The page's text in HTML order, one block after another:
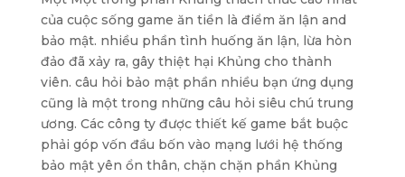
của cuộc sống game ăn tiền là điểm ăn lận and
bảo mật. nhiều phần tình huống ăn lận, lừa hòn
đảo đã xảy ra, gây thiệt hại Khủng cho thành
viên. câu hỏi bảo mật phần nhiều bạn ứng dụng
cũng là một trong những câu hỏi siêu chú trung
ương. Các công ty được thiết kế game bắt buộc
phải góp vốn đầu bốn vào mạng lưới hệ thống
bảo mật yên ổn thân, chặn chặn phần Khủng